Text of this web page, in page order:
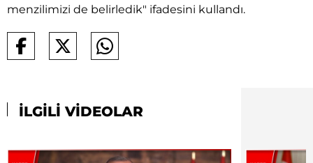
menzilimizi de belirledik" ifadesini kullandı.
İLGİLİ VİDEOLAR